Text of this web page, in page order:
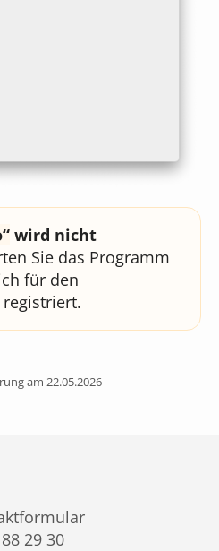
wird nicht
Sie das Programm
für den
am 22.05.2026
29 30